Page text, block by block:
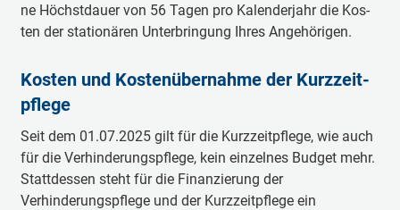
ne Höchst­dau­er von 56 Ta­gen pro Ka­len­der­jahr die Kos­
ten der sta­tio­nä­ren Un­ter­brin­gung Ih­res An­ge­hö­ri­gen.
Kos­ten und Kos­ten­über­nah­me der Kurz­zeit­
pfle­ge
Seit dem 01.07.2025 gilt für die Kurzzeitpflege, wie auch
für die Verhinderungspflege, kein einzelnes Budget mehr.
Stattdessen steht für die Finanzierung der
Verhinderungspflege und der Kurzzeitpflege ein